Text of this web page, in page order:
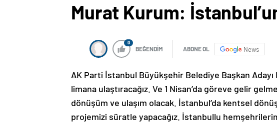
Murat Kurum:
0
BEĞENDİM ABONE OL News
AK Parti İstanbul Büyükşehir Belediye Başkan
limana ulaştıracağız. Ve 1 Nisan’da göreve gelir
dönüşüm ve ulaşım olacak. İstanbul’da kentsel
projemizi süratle yapacağız. İstanbullu